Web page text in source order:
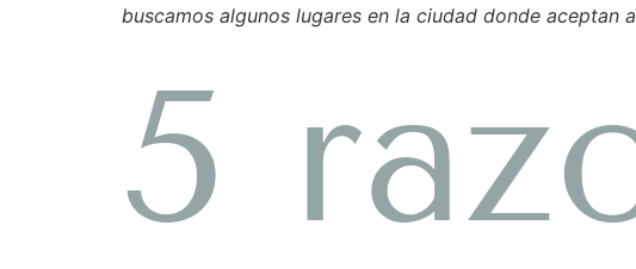
buscamos algunos lugares en la ciudad donde aceptan
5